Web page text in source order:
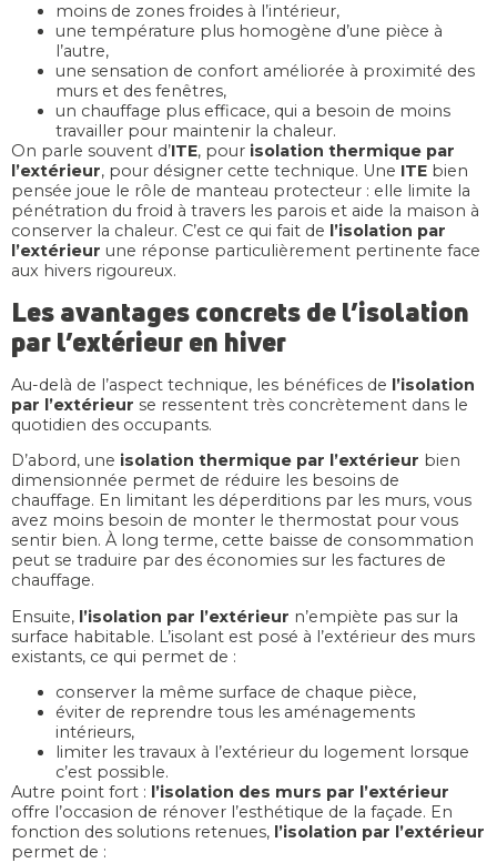
moins de zones froides à l’intérieur,
une température plus homogène d’une pièce à
l’autre,
une sensation de confort améliorée à proximité des
murs et des fenêtres,
un chauffage plus efficace, qui a besoin de moins
travailler pour maintenir la chaleur.
On parle souvent d’ITE, pour isolation thermique par
l’extérieur, pour désigner cette technique. Une ITE bien
pensée joue le rôle de manteau protecteur : elle limite la
pénétration du froid à travers les parois et aide la maison à
conserver la chaleur. C’est ce qui fait de l’isolation par
l’extérieur une réponse particulièrement pertinente face
aux hivers rigoureux.
Les avantages concrets de l’isolation
par l’extérieur en hiver
Au-delà de l’aspect technique, les bénéfices de l’isolation
par l’extérieur se ressentent très concrètement dans le
quotidien des occupants.
D’abord, une isolation thermique par l’extérieur bien
dimensionnée permet de réduire les besoins de
chauffage. En limitant les déperditions par les murs, vous
avez moins besoin de monter le thermostat pour vous
sentir bien. À long terme, cette baisse de consommation
peut se traduire par des économies sur les factures de
chauffage.
Ensuite, l’isolation par l’extérieur n’empiète pas sur la
surface habitable. L’isolant est posé à l’extérieur des murs
existants, ce qui permet de :
conserver la même surface de chaque pièce,
éviter de reprendre tous les aménagements
intérieurs,
limiter les travaux à l’extérieur du logement lorsque
c’est possible.
Autre point fort : l’isolation des murs par l’extérieur
offre l’occasion de rénover l’esthétique de la façade. En
fonction des solutions retenues, l’isolation par l’extérieur
permet de :